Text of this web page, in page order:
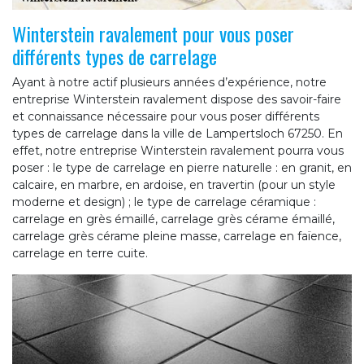
Winterstein ravalement pour vous poser
différents types de carrelage
Ayant à notre actif plusieurs années d’expérience, notre
entreprise Winterstein ravalement dispose des savoir-faire
et connaissance nécessaire pour vous poser différents
types de carrelage dans la ville de Lampertsloch 67250. En
effet, notre entreprise Winterstein ravalement pourra vous
poser : le type de carrelage en pierre naturelle : en granit, en
calcaire, en marbre, en ardoise, en travertin (pour un style
moderne et design) ; le type de carrelage céramique :
carrelage en grès émaillé, carrelage grès cérame émaillé,
carrelage grès cérame pleine masse, carrelage en faïence,
carrelage en terre cuite.